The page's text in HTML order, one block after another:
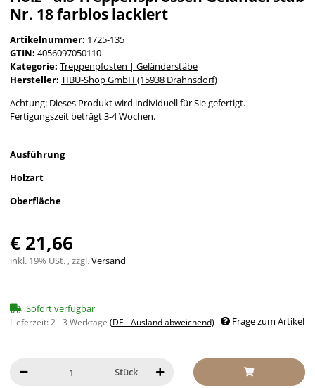
Nr. 18 farblos lackiert
Artikelnummer: 1725-135
GTIN: 4056097050110
Kategorie: Treppenpfosten | Geländerstäbe
Hersteller: TIBU-Shop GmbH (15938 Drahnsdorf)
Achtung: Dieses Produkt wird individuell für Sie gefertigt.
Fertigungszeit beträgt 3-4 Wochen.
Ausführung
Holzart
Oberfläche
€ 21,66
inkl. 19% USt. , zzgl.Versand
Sofort verfügbar
Lieferzeit:2 - 3 Werktage (DE - Ausland abweichend) Frage zum Artikel
Stück